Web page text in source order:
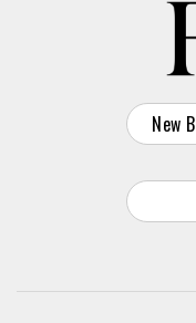
New